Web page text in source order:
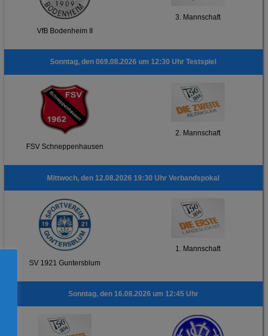
VfB Bodenheim II
3. Mannschaft
Sonntag, den 069.08.2026 um 12:30 Uhr Testspiel
FSV Schneppenhausen
2. Mannschaft
Mittwoch, den 12.08.2026 19:30 Uhr Verbandspokal
SV 1921 Guntersblum
1. Mannschaft
Sonntag, den 16.08.2026 um 12:45 Uhr